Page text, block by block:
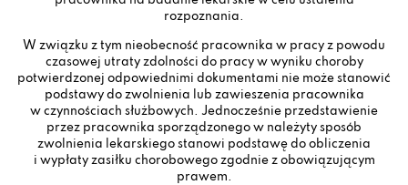
rozpoznania.
W związku z tym nieobecność pracownika w pracy z powodu
czasowej utraty zdolności do pracy w wyniku choroby
potwierdzonej odpowiednimi dokumentami nie może stanowić
podstawy do zwolnienia lub zawieszenia pracownika
w czynnościach służbowych. Jednocześnie przedstawienie
przez pracownika sporządzonego w należyty sposób
zwolnienia lekarskiego stanowi podstawę do obliczenia
i wypłaty zasiłku chorobowego zgodnie z obowiązującym
prawem.